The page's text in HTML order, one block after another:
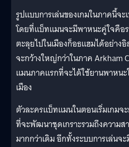
รูปแบบการเล่นของเกมในภาคนี้จ
โดยที่แบ็ทแมนจะมีพาหนะคู่ใจคือ
ตะลุยไปในเมืองก็อธแฮมได้อย่าง
จะกว้างใหญ่กว่าในภาค Arkham
แมนภาคแรกที่จะได้ใช้ยานพาหน
เมือง
ตัวละครแบ็ทแมนในตอนเริ่มเกมจ
ที่จะพัฒนาชุดเกราะรวมถึงความ
มากกว่าเดิม อีกทั้งระบบการเล่นจ